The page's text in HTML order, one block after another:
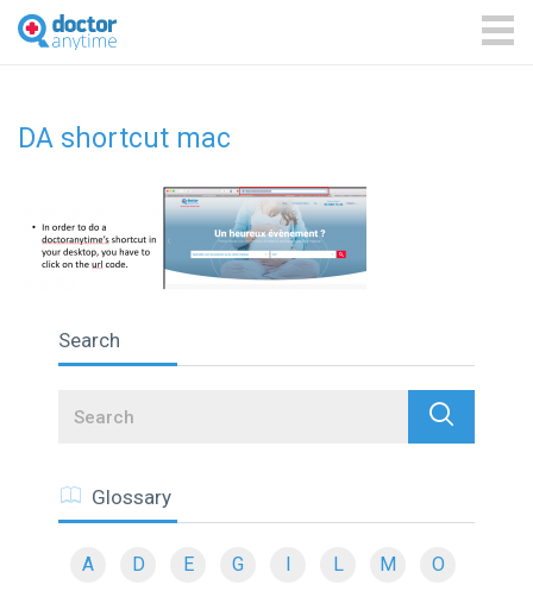
DoctorAnyTime
You
are
DA shortcut mac
Search
Search
Glossary
A D E G I L M O